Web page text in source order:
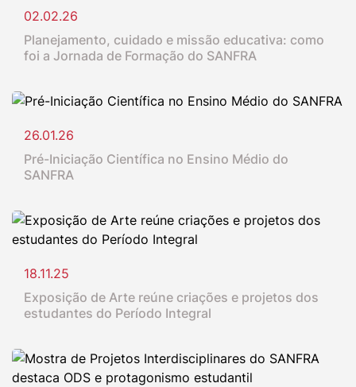
02.02.26
Planejamento, cuidado e missão educativa: como
foi a Jornada de Formação do SANFRA
26.01.26
Pré-Iniciação Científica no Ensino Médio do
SANFRA
18.11.25
Exposição de Arte reúne criações e projetos dos
estudantes do Período Integral